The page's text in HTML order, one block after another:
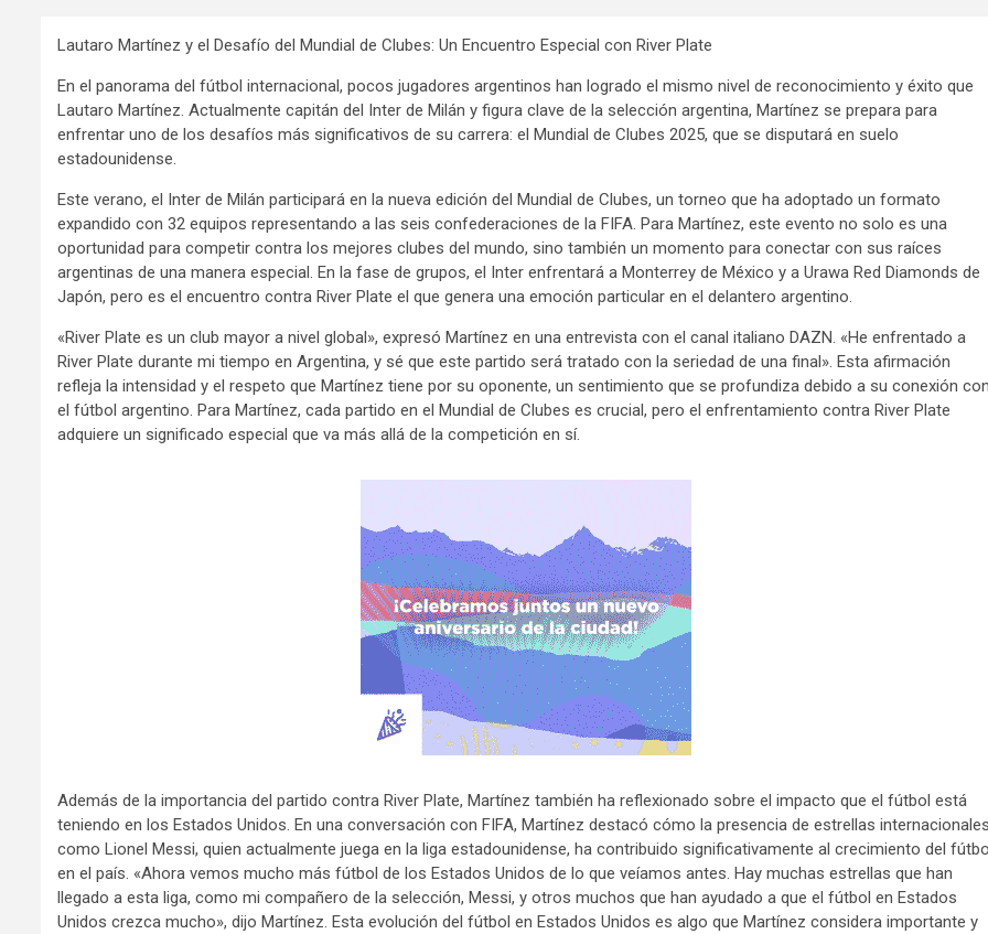
Lautaro Martínez y el Desafío del Mundial de Clubes: Un Encuentro Especial con River Plate
En el panorama del fútbol internacional, pocos jugadores argentinos han logrado el mismo nivel de reconocimiento y éxito que
Lautaro Martínez. Actualmente capitán del Inter de Milán y figura clave de la selección argentina, Martínez se prepara para
enfrentar uno de los desafíos más significativos de su carrera: el Mundial de Clubes 2025, que se disputará en suelo
estadounidense.
Este verano, el Inter de Milán participará en la nueva edición del Mundial de Clubes, un torneo que ha adoptado un formato
expandido con 32 equipos representando a las seis confederaciones de la FIFA. Para Martínez, este evento no solo es una
oportunidad para competir contra los mejores clubes del mundo, sino también un momento para conectar con sus raíces
argentinas de una manera especial. En la fase de grupos, el Inter enfrentará a Monterrey de México y a Urawa Red Diamonds de
Japón, pero es el encuentro contra River Plate el que genera una emoción particular en el delantero argentino.
«River Plate es un club mayor a nivel global», expresó Martínez en una entrevista con el canal italiano DAZN. «He enfrentado a
River Plate durante mi tiempo en Argentina, y sé que este partido será tratado con la seriedad de una final». Esta afirmación
refleja la intensidad y el respeto que Martínez tiene por su oponente, un sentimiento que se profundiza debido a su conexión
el fútbol argentino. Para Martínez, cada partido en el Mundial de Clubes es crucial, pero el enfrentamiento contra River Plate
adquiere un significado especial que va más allá de la competición en sí.
Además de la importancia del partido contra River Plate, Martínez también ha reflexionado sobre el impacto que el fútbol está
teniendo en los Estados Unidos. En una conversación con FIFA, Martínez destacó cómo la presencia de estrellas
como Lionel Messi, quien actualmente juega en la liga estadounidense, ha contribuido significativamente al crecimiento del
en el país. «Ahora vemos mucho más fútbol de los Estados Unidos de lo que veíamos antes. Hay muchas estrellas que han
llegado a esta liga, como mi compañero de la selección, Messi, y otros muchos que han ayudado a que el fútbol en Estados
Unidos crezca mucho», dijo Martínez. Esta evolución del fútbol en Estados Unidos es algo que Martínez considera importante y